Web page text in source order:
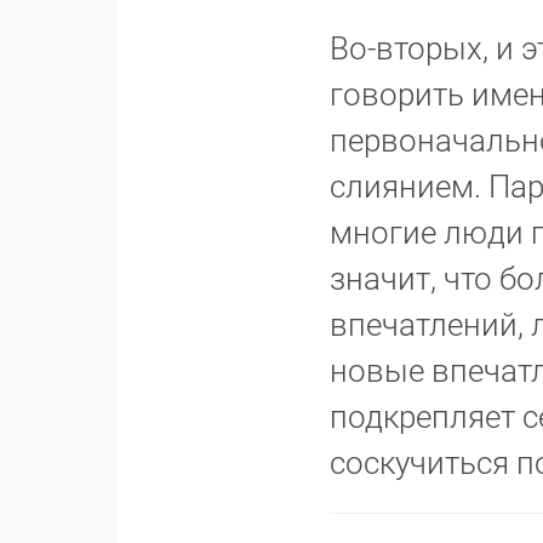
Во-вторых, и
говорить
слиянием.
многие люди
значит, что
новые
подкрепляет
соскучиться